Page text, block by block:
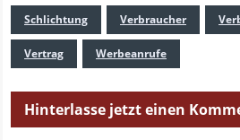
Schlichtung Verbraucher
Vertrag Werbeanrufe
Hinterlasse jetzt einen